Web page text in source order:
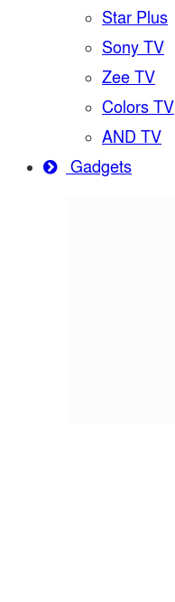
Star Plus
Sony TV
Zee TV
Colors TV
AND TV
Gadgets